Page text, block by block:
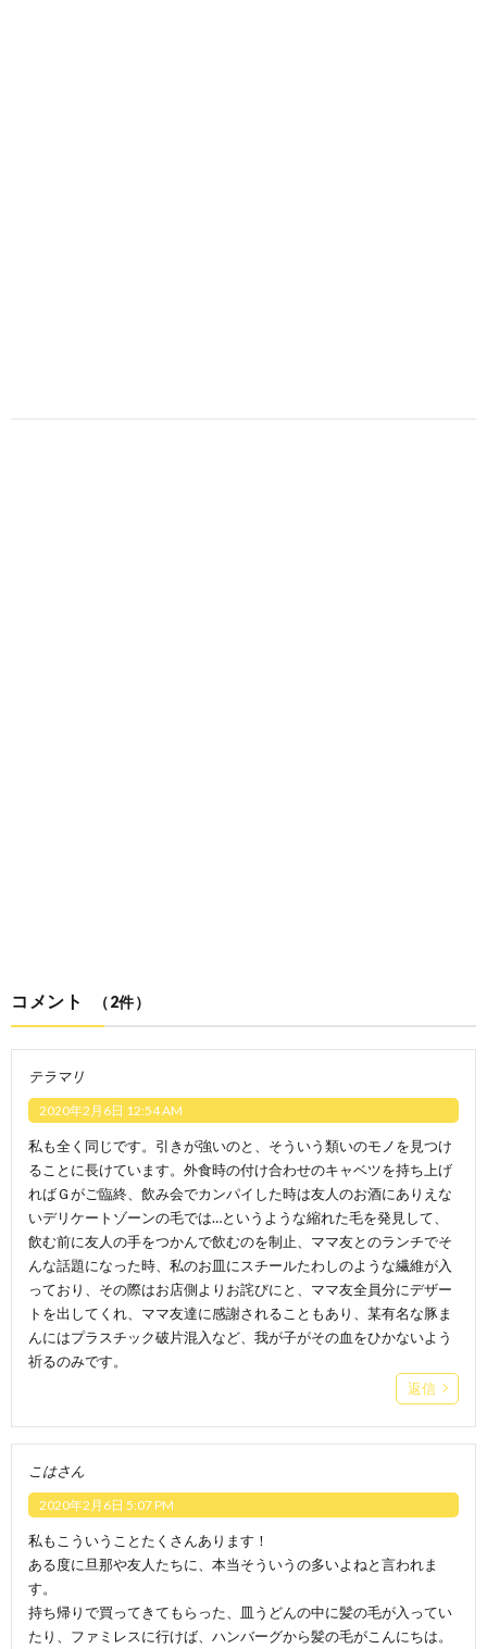
コメント （2件）
テラマリ
2020年2月6日 12:54 AM
私も全く同じです。引きが強いのと、そういう類いのモノを見つけ
ることに長けています。外食時の付け合わせのキャベツを持ち上げ
ればＧがご臨終、飲み会でカンパイした時は友人のお酒にありえな
いデリケートゾーンの毛では…というような縮れた毛を発見して、
飲む前に友人の手をつかんで飲むのを制止、ママ友とのランチでそ
んな話題になった時、私のお皿にスチールたわしのような繊維が入
っており、その際はお店側よりお詫びにと、ママ友全員分にデザー
トを出してくれ、ママ友達に感謝されることもあり、某有名な豚ま
んにはプラスチック破片混入など、我が子がその血をひかないよう
祈るのみです。
返信
こはさん
2020年2月6日 5:07 PM
私もこういうことたくさんあります！
ある度に旦那や友人たちに、本当そういうの多いよねと言われま
す。
持ち帰りで買ってきてもらった、皿うどんの中に髪の毛が入ってい
たり、ファミレスに行けば、ハンバーグから髪の毛がこんにちは。